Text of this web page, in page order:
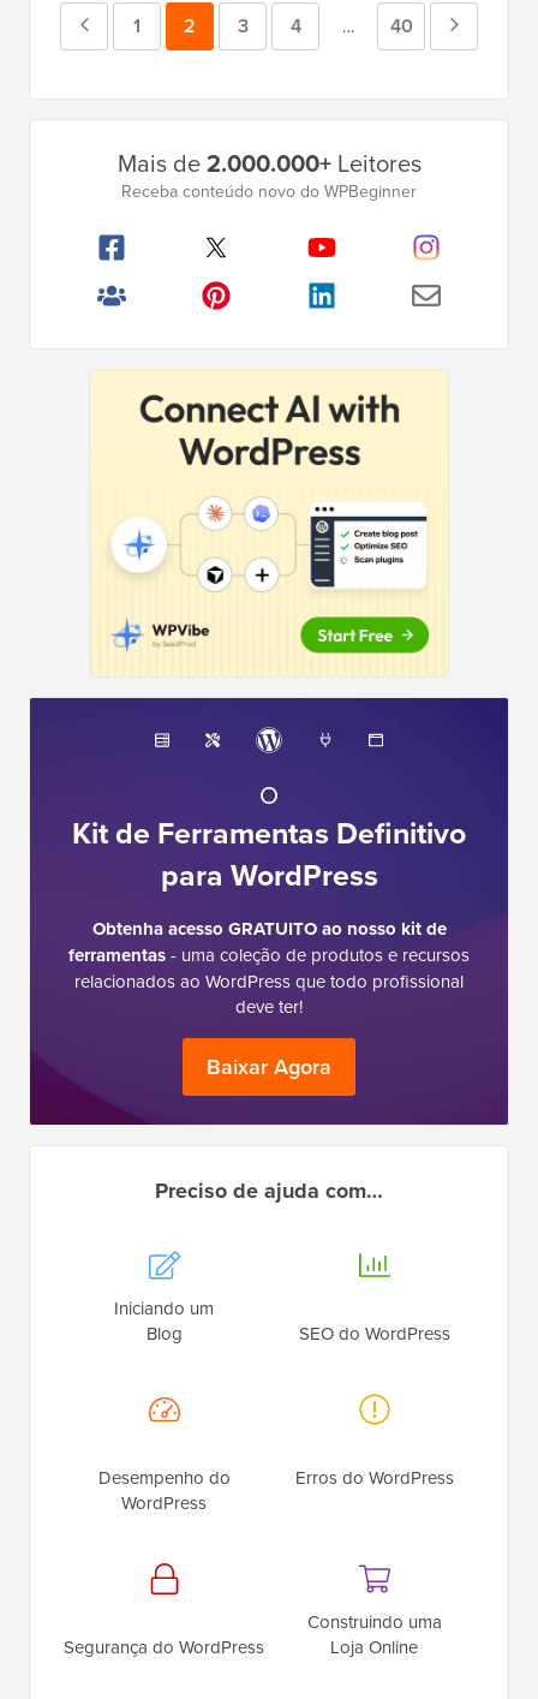
PáginaPágina
1 Página
2 Página
3 Página
4
Páginas
intermediárias
… Página
40
Mais de2.000.000+Leitores
Receba conteúdo novo do WPBeginner
O
Kit de Ferramentas Definitivo
para WordPress
Obtenha acesso GRATUITO ao nosso kit de
ferramentas- uma coleção de produtos e recursos
relacionados ao WordPress que todo profissional
deve ter!
Baixar Agora
Preciso de ajuda com…
Iniciando um
Blog
SEO do WordPress
Desempenho do
WordPress
Erros do WordPress
Segurança do WordPress
Construindo uma
Loja Online